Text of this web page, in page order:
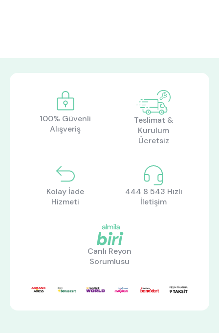
100% Güvenli
Alışveriş
Teslimat &
Kurulum
Ücretsiz
Kolay İade
Hizmeti
444 8 543 Hızlı
İletişim
Canlı Reyon
Sorumlusu